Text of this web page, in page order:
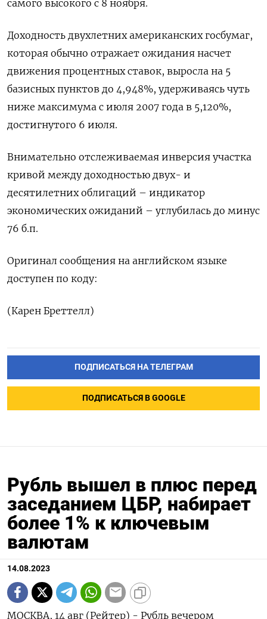
самого высокого с 8 ноября.
Доходность двухлетних американских госбумаг,
которая обычно отражает ожидания насчет
движения процентных ставок, выросла на 5
базисных пунктов до 4,948%, удерживаясь чуть
ниже максимума с июля 2007 года в 5,120%,
достигнутого 6 июля.
Внимательно отслеживаемая инверсия участка
кривой между доходностью двух- и
десятилетних облигаций – индикатор
экономических ожиданий – углубилась до минус
76 б.п.
Оригинал сообщения на английском языке
доступен по коду:
(Карен Бреттелл)
ПОДПИСАТЬСЯ НА ТЕЛЕГРАМ
ПОДПИСАТЬСЯ В GOOGLE
Рубль вышел в плюс перед
заседанием ЦБР, набирает
более 1% к ключевым
валютам
14.08.2023
МОСКВА, 14 авг (Рейтер) - Рубль вечером